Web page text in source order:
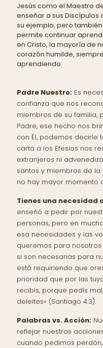
Jesús como el Maestro
enseñar a sus
su ejemplo, pero
permite continuar
en Cristo, la mayoría de
corazón humilde,
aprendiendo:
Padre Nuestro: Es
confianza que nos
miembros de su familia,
Padre, ese hecho nos
con Él, podemos decirle
carta a los Efesios nos
extranjeros ni
santos y miembros de la
no hay mayor momento
Tienes una necesidad
enseñó a pedir por
personas, pero en
esa necesidades y las
queremos para
si son necesarias para
está requiriendo que
prioridad que por las
recibís, porque pedís
deleites» (Santiago 4:3).
Palabras vs. Acción:
reflejar nuestras
cuando pedimos